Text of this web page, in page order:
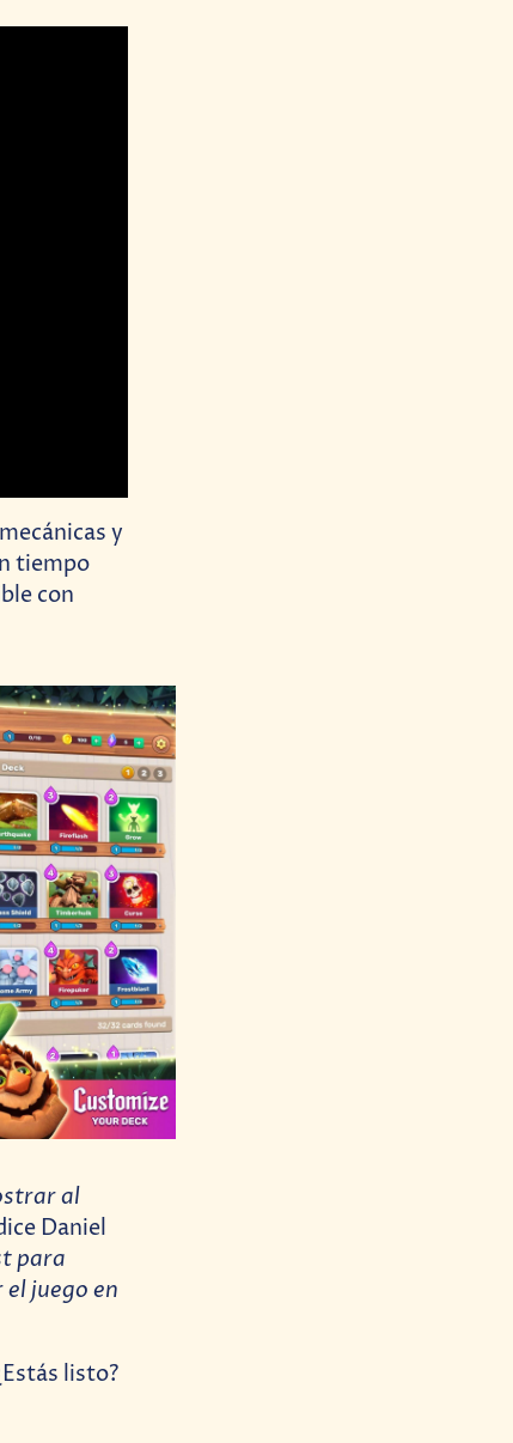
y
tiempo
con
al
Daniel
para
juego en
listo?